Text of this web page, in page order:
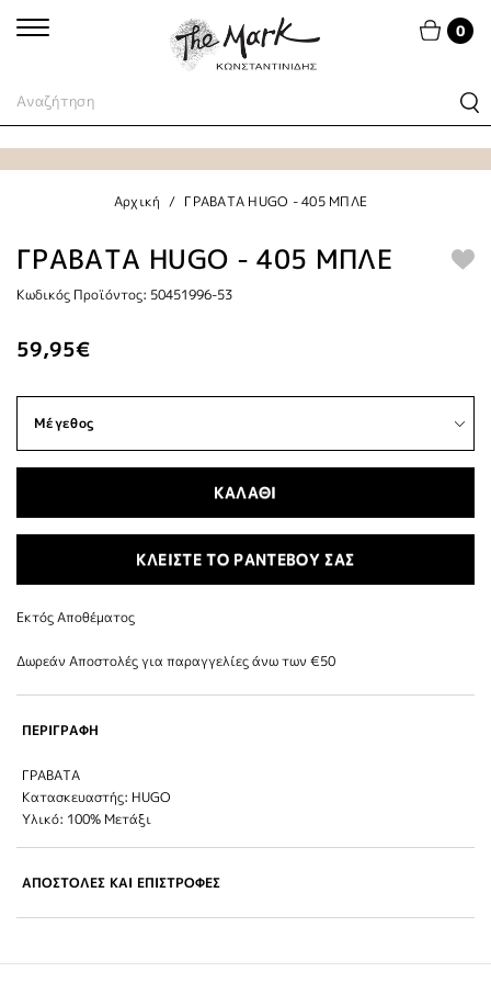
0
Αρχική ΓΡΑΒΑΤΑ HUGO - 405 ΜΠΛΕ
ΓΡΑΒΑΤΑ HUGO - 405 ΜΠΛΕ
Κωδικός Προϊόντος: 50451996-53
59,95€
ΚΑΛΑΘΙ
ΚΛΕΙΣΤΕ ΤΟ ΡΑΝΤΕΒΟΥ ΣΑΣ
Εκτός Αποθέματος
Δωρεάν Αποστολές για παραγγελίες άνω των €50
ΠΕΡΙΓΡΑΦΗ
ΓΡΑΒΑΤΑ
Κατασκευαστής: HUGO
Υλικό: 100% Μετάξι
ΑΠΟΣΤΟΛΕΣ ΚΑΙ ΕΠΙΣΤΡΟΦΕΣ